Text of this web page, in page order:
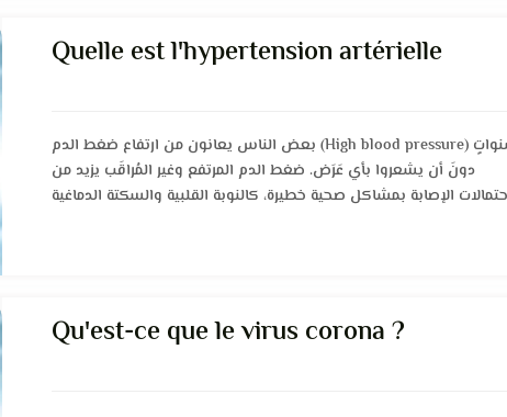
Quelle est l'hypertension artérielle
بعض الناس يعانون من ارتفاع ضغط الدم (High blood pressure) لسنواتٍ
دونَ أن يشعروا بأي عَرَض. ضغط الدم المرتفع وغير المُراقَب يزيد من
Qu'est-ce que le virus corona ?